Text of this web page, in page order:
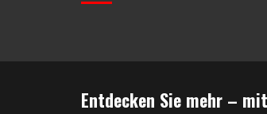
Entdecken Sie mehr –